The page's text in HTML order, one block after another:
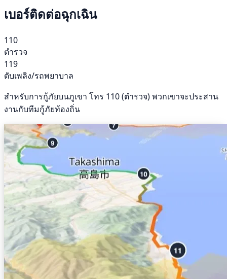
เบอร์ติดต่อฉุกเฉิน
110
ตำรวจ
119
ดับเพลิง/รถพยาบาล
สำหรับการกู้ภัยบนภูเขา โทร 110 (ตำรวจ) พวกเขาจะประสาน
งานกับทีมกู้ภัยท้องถิ่น